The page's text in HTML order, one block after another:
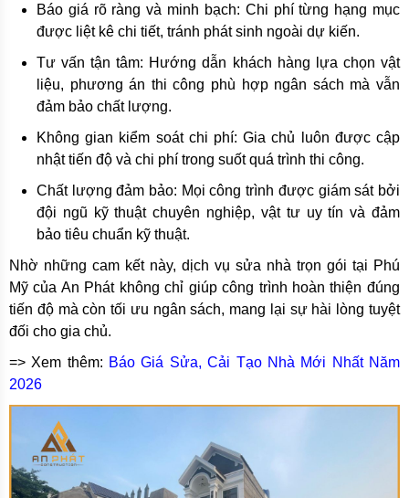
Báo giá rõ ràng và minh bạch: Chi phí từng hạng mục
được liệt kê chi tiết, tránh phát sinh ngoài dự kiến.
Tư vấn tận tâm: Hướng dẫn khách hàng lựa chọn vật
liệu, phương án thi công phù hợp ngân sách mà vẫn
đảm bảo chất lượng.
Không gian kiểm soát chi phí: Gia chủ luôn được cập
nhật tiến độ và chi phí trong suốt quá trình thi công.
Chất lượng đảm bảo: Mọi công trình được giám sát bởi
đội ngũ kỹ thuật chuyên nghiệp, vật tư uy tín và đảm
bảo tiêu chuẩn kỹ thuật.
Nhờ những cam kết này, dịch vụ sửa nhà trọn gói tại Phú
Mỹ của An Phát không chỉ giúp công trình hoàn thiện đúng
tiến độ mà còn tối ưu ngân sách, mang lại sự hài lòng tuyệt
đối cho gia chủ.
=> Xem thêm: Báo Giá Sửa, Cải Tạo Nhà Mới Nhất Năm
2026